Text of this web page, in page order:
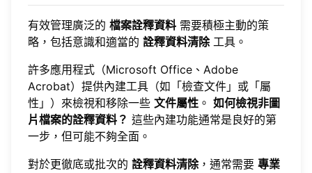
有效管理廣泛的 檔案詮釋資料 需要積極主動的策
略，包括意識和適當的 詮釋資料清除工具。
許多應用程式（Microsoft Office、Adobe
Acrobat）提供內建工具（如「檢查文件」或「屬
性」）來檢視和移除一些 文件屬性 。 如何檢視非圖
片檔案的詮釋資料？ 這些內建功能通常是良好的第
一步，但可能不夠全面。
對於更徹底或批次的 詮釋資料清除，通常需要 專業